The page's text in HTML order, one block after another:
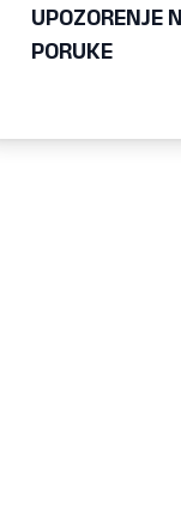
UPOZORENJE
PORUKE